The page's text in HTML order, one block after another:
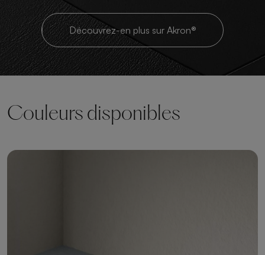
Découvrez-en plus sur Akron®
Couleurs disponibles